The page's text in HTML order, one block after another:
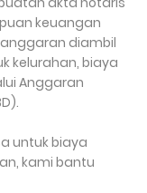
keuangan
diambil
kelurahan, biaya
Anggaran
untuk biaya
kami bantu